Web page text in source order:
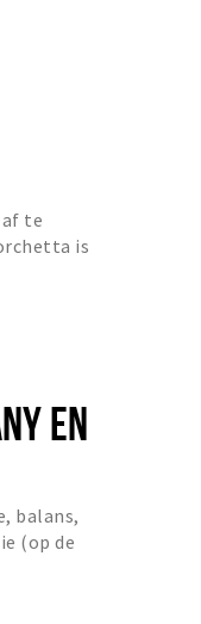
te
is
EN
balans,
(op de